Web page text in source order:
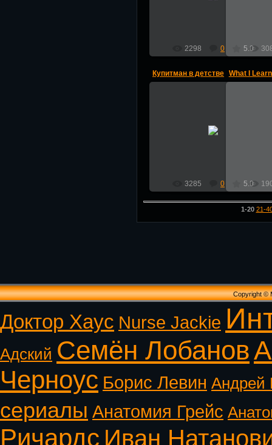
2298 0 5.0
Купитман в детстве
3285 0 5.0
What I
1-20 21-
Copyright ©
Доктор Хаус Nurse Jackie
Адский Семён Лобанов
Черноус Борис Левин Андрей
сериалы Анатомия Грейс
Ричардс Иван